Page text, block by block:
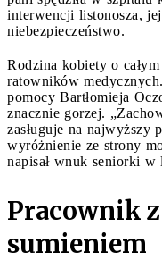
interwencji listonosza,
niebezpieczeństwo.
Rodzina kobiety o
ratowników
pomocy Bartłomieja
znacznie gorzej.
zasługuje na najwyższy
wyróżnienie ze strony
napisał wnuk seniorki
Pracownik
sumieniem